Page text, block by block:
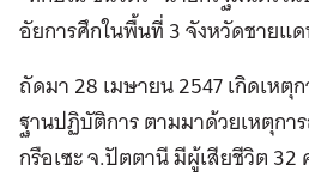
อัยการศึกในพื้นที่ 3 จังหวัดชายแ
ถัดมา 28 เมษายน 2547 เกิดเห
ฐานปฏิบัติการ ตามมาด้วยเหตุก
กรือเซะ จ.ปัตตานี มีผู้เสียชีวิต 32